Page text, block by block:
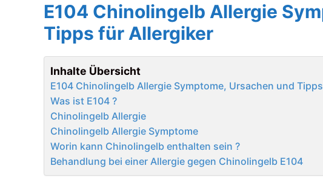
E104 Chinolingelb Allergie
Tipps für Allergiker
Inhalte Übersicht
E104 Chinolingelb Allergie Symptome, Ursachen und
Was ist E104 ?
Chinolingelb Allergie
Chinolingelb Allergie Symptome
Worin kann Chinolingelb enthalten sein ?
Behandlung bei einer Allergie gegen Chinolingelb E104